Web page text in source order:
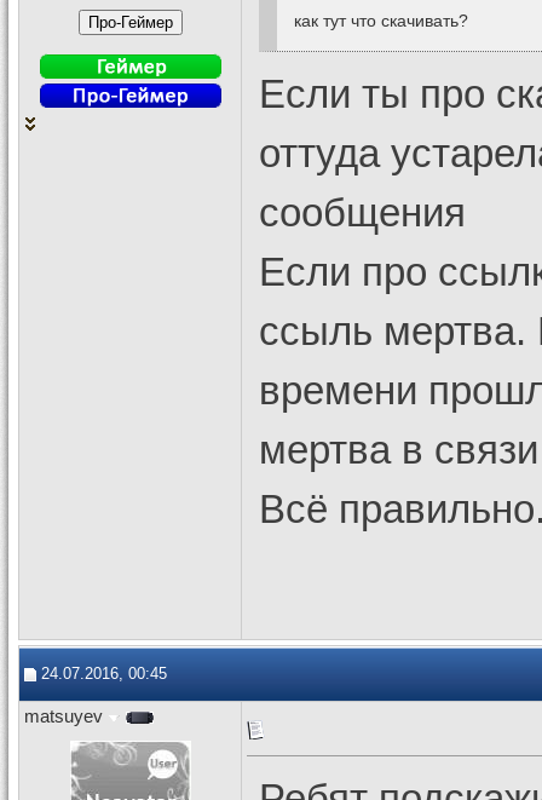
как тут что скачивать?
Если ты про
оттуда
сообщения
Если про
ссыль мертва.
времени
мертва в
Всё
24.07.2016, 00:45
matsuyev